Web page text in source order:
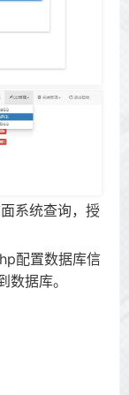
系统查询，授
配置数据库信
据库。